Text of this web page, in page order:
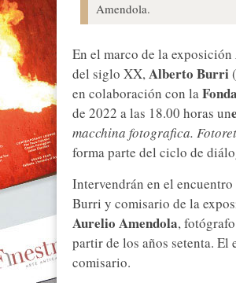
Amendola.
En el marco de la exposición
del siglo XX,Alberto Burri
en colaboración con la
de 2022 a las 18.00 horas un
macchina fotografica.
forma parte del ciclo de
Intervendrán en el encuentro
Burri y comisario de la
Aurelio Amendola,
partir de los años setenta. El
comisario.